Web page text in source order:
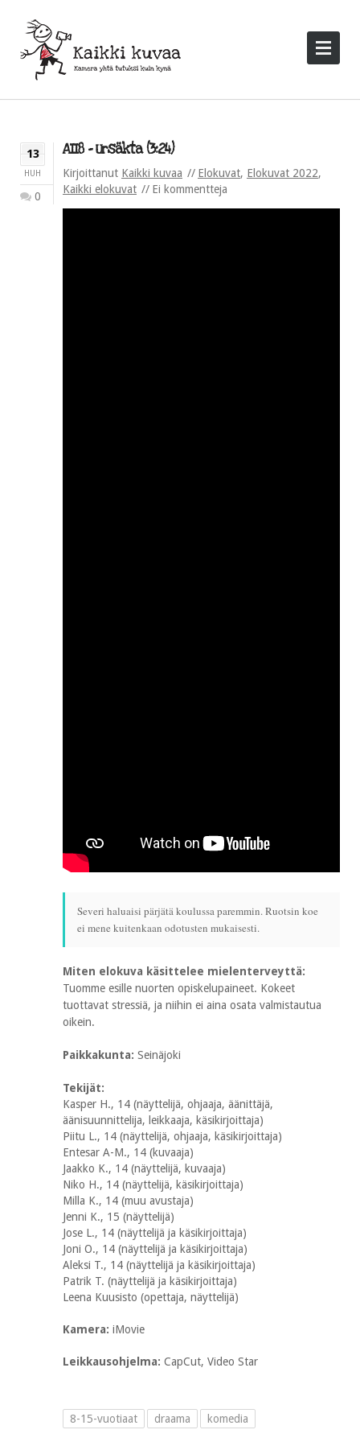
13
HUH
0
AII8 – Ursäkta (3:24)
Kirjoittanut Kaikki kuvaa Elokuvat, Elokuvat 2022,
Kaikki elokuvat
Ei kommentteja
Severi haluaisi pärjätä koulussa paremmin. Ruotsin koe
ei mene kuitenkaan odotusten mukaisesti.
Miten elokuva käsittelee mielenterveyttä:
Tuomme esille nuorten opiskelupaineet. Kokeet
tuottavat stressiä, ja niihin ei aina osata valmistautua
oikein.
Paikkakunta: Seinäjoki
Tekijät:
Kasper H., 14 (näyttelijä, ohjaaja, äänittäjä,
äänisuunnittelija, leikkaaja, käsikirjoittaja)
Piitu L., 14 (näyttelijä, ohjaaja, käsikirjoittaja)
Entesar A-M., 14 (kuvaaja)
Jaakko K., 14 (näyttelijä, kuvaaja)
Niko H., 14 (näyttelijä, käsikirjoittaja)
Milla K., 14 (muu avustaja)
Jenni K., 15 (näyttelijä)
Jose L., 14 (näyttelijä ja käsikirjoittaja)
Joni O., 14 (näyttelijä ja käsikirjoittaja)
Aleksi T., 14 (näyttelijä ja käsikirjoittaja)
Patrik T. (näyttelijä ja käsikirjoittaja)
Leena Kuusisto (opettaja, näyttelijä)
Kamera: iMovie
Leikkausohjelma: CapCut, Video Star
8-15-vuotiaat draama komedia